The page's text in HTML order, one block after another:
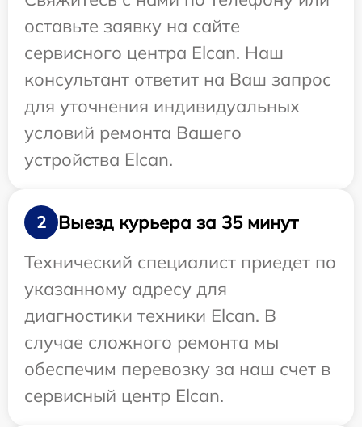
оставьте заявку на сайте
сервисного центра Elcan. Наш
консультант ответит на Ваш запрос
для уточнения индивидуальных
условий ремонта Вашего
устройства Elcan.
2
Выезд курьера за 35 минут
Технический специалист приедет по
указанному адресу для
диагностики техники Elcan. В
случае сложного ремонта мы
обеспечим перевозку за наш счет в
сервисный центр Elcan.